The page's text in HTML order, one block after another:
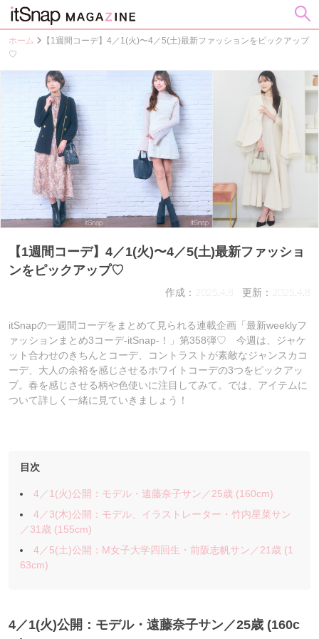
ホーム
【1週間コーデ】4／1(火)〜4／5(土)最新ファッションをピックアップ
♡
【1週間コーデ】4／1(火)〜4／5(土)最新ファッショ
ンをピックアップ♡
作成：2025.4.8 更新：2025.4.8
itSnapの一週間コーデをまとめて見られる連載企画「最新weeklyフ
ァッションまとめ3コーデ-itSnap-！」第358弾♡ 今週は、ジャケ
ット合わせのきちんとコーデ、コントラストが素敵なジャンスカコ
ーデ、大人の余裕を感じさせるホワイトコーデの3つをピックアッ
プ。春を感じさせる柄や色使いに注目してみて。では、アイテムに
ついて詳しく一緒に見ていきましょう！
目次
4／1(火)公開：モデル・遠藤奈子サン／25歳 (160cm)
4／3(木)公開：モデル、イラストレーター・竹内星菜サン
／31歳 (155cm)
4／5(土)公開：M女子大学四回生・前阪志帆サン／21歳 (1
63cm)
4／1(火)公開：モデル・遠藤奈子サン ／25歳 (160c